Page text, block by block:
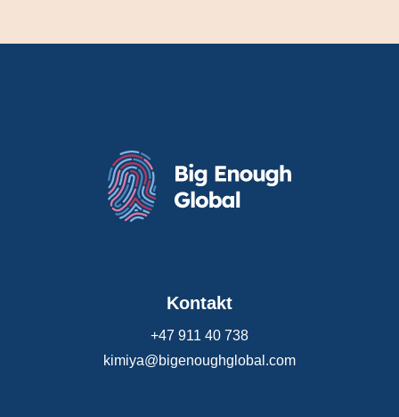
Kontakt
+47 911 40 738
kimiya@bigenoughglobal.com